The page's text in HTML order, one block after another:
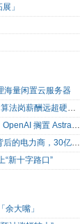
」
海量闲置云服务器
Anthropic 芯片岗薪资倒挂，AI 算法岗薪酬远超硬件工程师
漏洞挖掘、自主攻击能力突出，OpenAI 搁置 Astra 模型发布
英伟达盯上OpenAI“星际之门”背后的电力商，30亿美元直接入股
“新十字路口”
余大嘴」